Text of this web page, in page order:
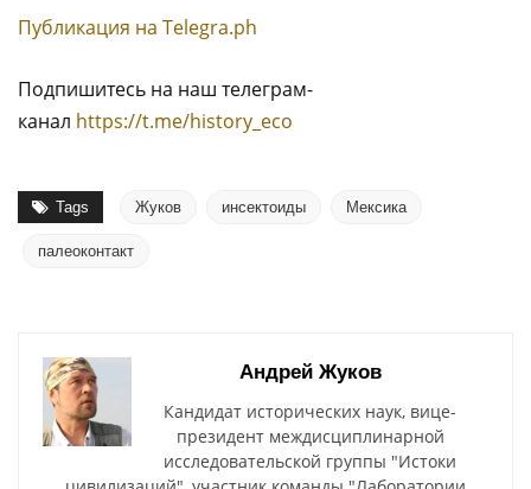
Публикация на Тelegra.ph
Подпишитесь на наш телеграм-
канал https://t.me/history_eco
Tags Жуков инсектоиды Мексика
палеоконтакт
Андрей Жуков
Кандидат исторических наук, вице-
президент междисциплинарной
исследовательской группы "Истоки